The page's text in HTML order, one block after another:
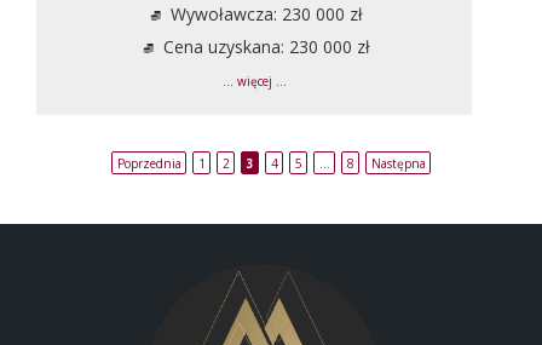
Wywoławcza: 230 000 zł
Cena uzyskana: 230 000 zł
... więcej ...
Poprzednia 1 2 3 4 5 8 Następna